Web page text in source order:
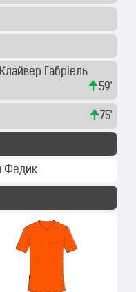
Клайвер Габріель
59'
75'
Федик